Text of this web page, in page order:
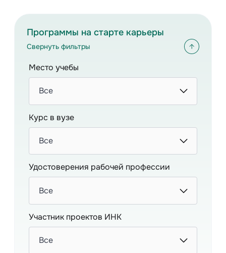
Программы на старте карьеры
Свернуть фильтры
Место учебы
Все
Курс в вузе
Все
Удостоверения рабочей профессии
Все
Участник проектов ИНК
Все